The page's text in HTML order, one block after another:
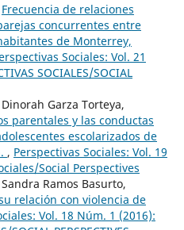
Frecuencia de relaciones
concurrentes entre
de Monterrey,
Sociales: Vol. 21
SOCIALES/SOCIAL
Garza Torteya,
parentales y las conductas
escolarizados de
, Perspectivas Sociales: Vol. 19
Social Perspectives
Ramos Basurto,
relación con violencia de
Vol. 18 Núm. 1 (2016):